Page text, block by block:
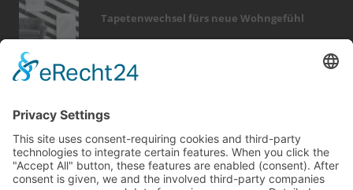
Tapetenwechsel fürs neue Wohngefühl
elektro hausbau möbel wellness
feuer
beratung
holz dekoration wärme sanieren